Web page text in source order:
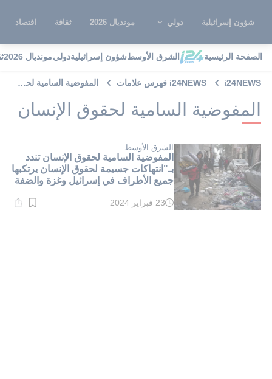
شؤون إسرائيلية دولي مونديال 2026 ثقافة اقتصاد
الصفحة الرئيسية الشرق الأوسطشؤون إسرائيليةدوليمونديال 2026
i24NEWS i24NEWS فهرس علامات المفوضية السامية لحقوق الإنسان
المفوضية السامية لحقوق الإنسان
الشرق الأوسط
المفوضية السامية لحقوق الإنسان تندد
بـ"انتهاكات جسيمة لحقوق الإنسان يرتكبها
جميع الأطراف في إسرائيل وغزة والضفة
وقت
23 فبراير 2024